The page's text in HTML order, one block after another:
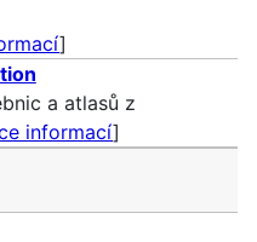
]
a atlasů z
informací]